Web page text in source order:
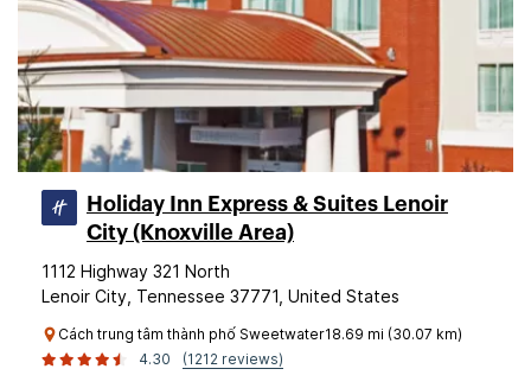
Holiday Inn Express & Suites Lenoir
City (Knoxville Area)
1112 Highway 321 North
Lenoir City, Tennessee 37771, United States
Cách trung tâm thành phố Sweetwater18.69 mi (30.07 km)
4.30
(1212 reviews)